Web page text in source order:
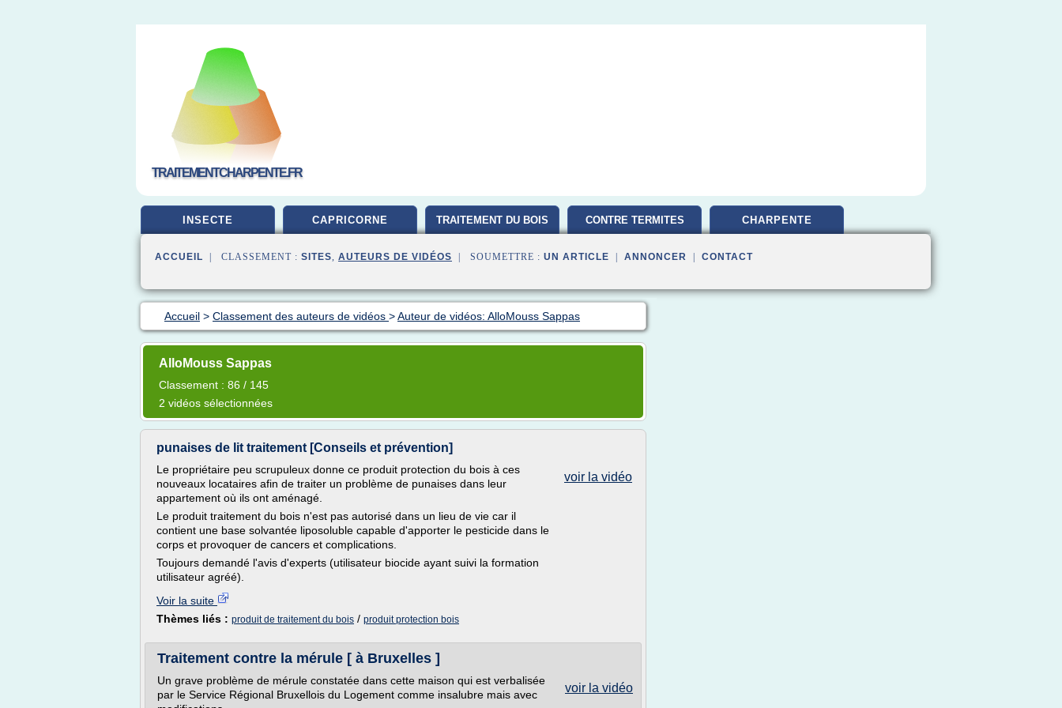
TRAITEMENTCHARPENTE.FR
INSECTE CAPRICORNE TRAITEMENT DU BOIS CONTRE TERMITES CHARPENTE
ACCUEIL | CLASSEMENT : SITES, AUTEURS DE VIDÉOS | SOUMETTRE : UN ARTICLE ANNONCER CONTACT
Accueil > Classement des auteurs de vidéos >Auteur de vidéos: AlloMouss Sappas
AlloMouss Sappas
Classement : 86 / 145
2 vidéos sélectionnées
punaises de lit traitement [Conseils et prévention]
voir la vidéo
Le propriétaire peu scrupuleux donne ce produit protection du bois à ces
nouveaux locataires afin de traiter un problème de punaises dans leur
appartement où ils ont aménagé.
Le produit traitement du bois n'est pas autorisé dans un lieu de vie car il
contient une base solvantée liposoluble capable d'apporter le pesticide dans le
corps et provoquer de cancers et complications.
Toujours demandé l'avis d'experts (utilisateur biocide ayant suivi la formation
utilisateur agréé).
Voir la suite
Thèmes liés : produit de traitement du bois / produit protection bois
Traitement contre la mérule [ à Bruxelles ]
voir la vidéo
Un grave problème de mérule constatée dans cette maison qui est verbalisée
par le Service Régional Bruxellois du Logement comme insalubre mais avec